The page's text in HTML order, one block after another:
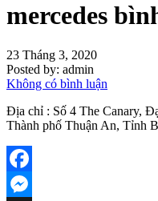
mercedes
23 Tháng 3, 2020
Posted by: admin
Không có bình luận
Địa chỉ : Số 4 The Canary,
Thành phố Thuận An, Tỉnh
Facebook